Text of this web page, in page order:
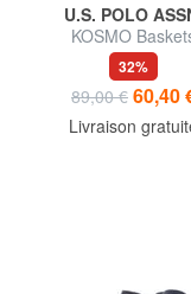
U.S. POLO
KOSMO
32%
89,00 € 60,40
Livraison